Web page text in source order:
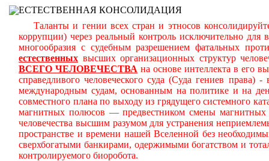
ЕСТЕСТВЕННАЯ КОНСОЛИДАЦИЯ
Таланты и гении всех стран и этносов
коррупции) через реальный контроль исключительно
многообразия с судебным разрешением фатальных
естественных высших организационных структур
ВСЕГО ЧЕЛОВЕЧЕСТВА на основе интеллекта в его
справедливого человеческого суда (Суда гениев
международным судам, основанным на политике и на
совместного плана по выходу из грядущего системного
магнитных полюсов — предвестником смены магнитных
человечества высшим разумом для устранения
пространстве и времени нашей Вселенной без
сверхбогатыми банкирами, одержимыми богатством и
контролируемого биоробота.